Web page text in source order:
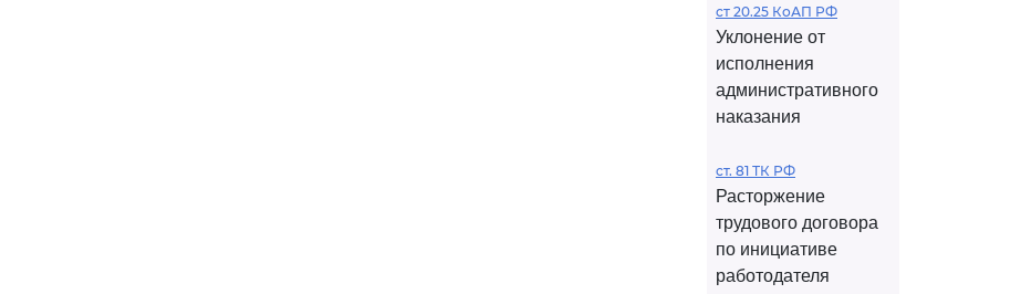
ст 20.25 КоАП РФ
Уклонение от
исполнения
административного
наказания
ст. 81 ТК РФ
Расторжение
трудового договора
по инициативе
работодателя